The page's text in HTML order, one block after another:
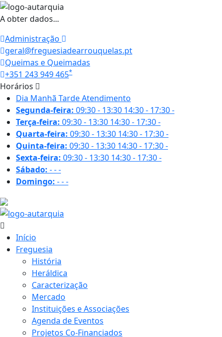
A obter dados...
Administração
geral@freguesiadearrouquelas.pt
Queimas e Queimadas
+351 243 949 465*
Horários
Dia Manhã TardeAtendimento
Segunda-feira: 09:30 - 13:30 14:30 - 17:30-
Terça-feira: 09:30 - 13:30 14:30 - 17:30-
Quarta-feira: 09:30 - 13:30 14:30 - 17:30-
Quinta-feira: 09:30 - 13:30 14:30 - 17:30-
Sexta-feira: 09:30 - 13:30 14:30 - 17:30-
Sábado: ---
Domingo: ---
Início
Freguesia
História
Heráldica
Caracterização
Mercado
Instituições e Associações
Agenda de Eventos
Projetos Co-Financiados